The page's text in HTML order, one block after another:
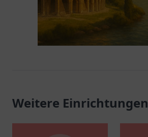
Weitere Einrichtungen